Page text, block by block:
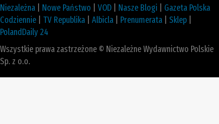
Niezależna
Nowe Państwo VOD Nasze Blogi
Gazeta Polska
Codziennie
TV Republika Albicla Prenumerata Sklep
PolandDaily 24
Wszystkie prawa zastrzeżone © Niezależne Wydawnictwo Polskie
Sp. z o.o.